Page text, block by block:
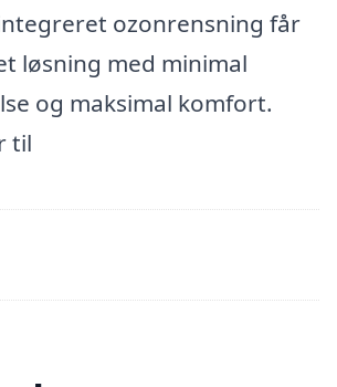
ozonrensning får
løsning med minimal
og maksimal komfort.
til